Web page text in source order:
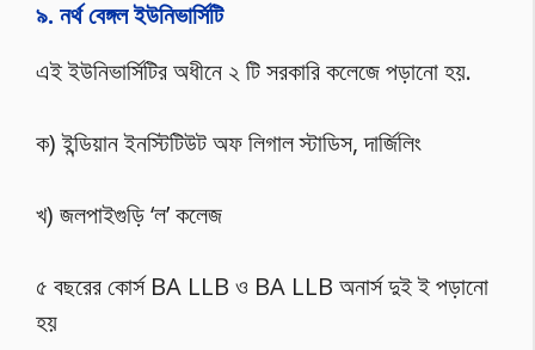
৯. নর্থ বেঙ্গল ইউনিভার্সিটি
এই ইউনিভার্সিটির অধীনে ২ টি সরকারি কলেজে পড়ানো হয়.
ক) ইন্ডিয়ান ইনস্টিটিউট অফ লিগাল স্টাডিস, দার্জিলিং
খ) জলপাইগুড়ি ‘ল’ কলেজ
৫ বছরের কোর্স BA LLB ও BA LLB অনার্স দুই ই পড়ানো
হয়